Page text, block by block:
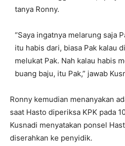
tanya Ronny.
“Saya ingatnya melarung saja
itu habis dari, biasa Pak kalau
melukat Pak. Nah kalau habis
buang baju, itu Pak,” jawab
Ronny kemudian menanyakan
saat Hasto diperiksa KPK pada
Kusnadi menyatakan ponsel
diserahkan ke penyidik.